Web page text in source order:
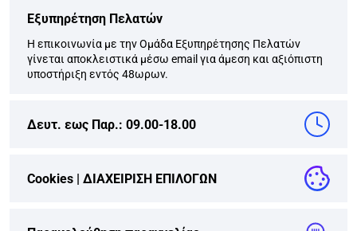
Εξυπηρέτηση Πελατών
Η επικοινωνία με την Ομάδα Εξυπηρέτησης Πελατών
γίνεται αποκλειστικά μέσω email για άμεση και αξιόπιστη
υποστήριξη εντός 48ωρων.
Δευτ. εως Παρ.: 09.00-18.00
Cookies | ΔΙΑΧΕΙΡΙΣΗ ΕΠΙΛΟΓΩΝ